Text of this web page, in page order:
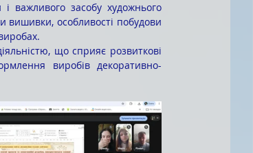
і важливого засобу художнього
вишивки, особливості побудови
виробів декоративно-